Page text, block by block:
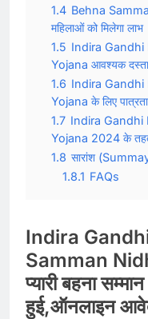
1.4 Behna
महिलाओं को मिलेगा लाभ
1.5 Indira Gandhi
Yojana आवश्यक
1.6 Indira Gandhi
Yojana के लिए पात्रता
1.7 Indira Gandhi
Yojana 2024 के
1.8 सारांश
1.8.1 FAQs
Indira
Samman
प्यारी बहना
हुई,ऑनलाइन